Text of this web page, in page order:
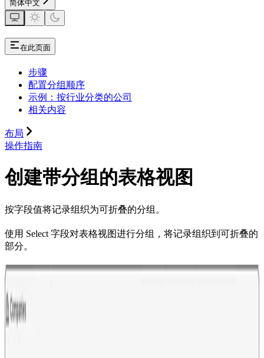
简体中文
在此页面
步骤
配置分组顺序
示例：按行业分类的公司
相关内容
布局
操作指南
创建带分组的表格视图
按字段值将记录组织为可折叠的分组。
使用 Select 字段对表格视图进行分组，将记录组织到可折叠的
部分。